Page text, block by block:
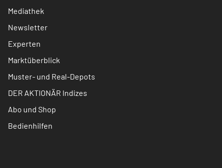
Mediathek
Newsletter
Experten
Marktüberblick
Muster- und Real-Depots
DER AKTIONÄR Indizes
Abo und Shop
Bedienhilfen